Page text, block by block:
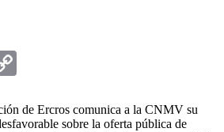
de Ercros comunica a la CNMV su
sobre la oferta pública de